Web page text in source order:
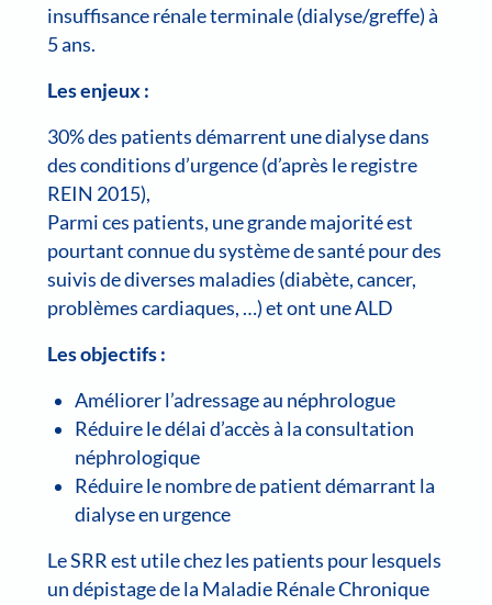
insuffisance rénale terminale (dialyse/greffe) à
5 ans.
Les enjeux :
30% des patients démarrent une dialyse dans
des conditions d’urgence (d’après le registre
REIN 2015),
Parmi ces patients, une grande majorité est
pourtant connue du système de santé pour des
suivis de diverses maladies (diabète, cancer,
problèmes cardiaques, …) et ont une ALD
Les objectifs :
Améliorer l’adressage au néphrologue
Réduire le délai d’accès à la consultation
néphrologique
Réduire le nombre de patient démarrant la
dialyse en urgence
Le SRR est utile chez les patients pour lesquels
un dépistage de la Maladie Rénale Chronique